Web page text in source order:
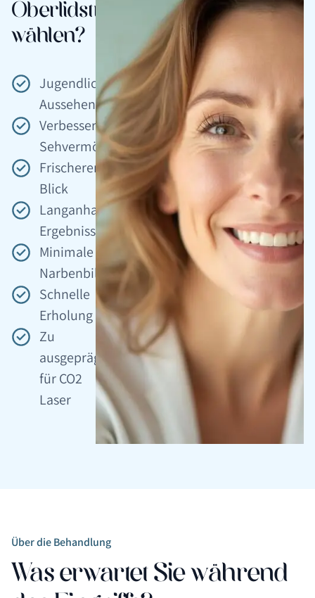
Oberlidstraffung
wählen?
Jugendliches
Aussehen
Verbessertes
Sehvermögen
Frischerer
Blick
Langanhaltende
Ergebnisse
Minimale
Narbenbildung
Schnelle
Erholung
Zu
ausgeprägt
für CO2
Laser
Über die Behandlung
Was erwartet Sie während